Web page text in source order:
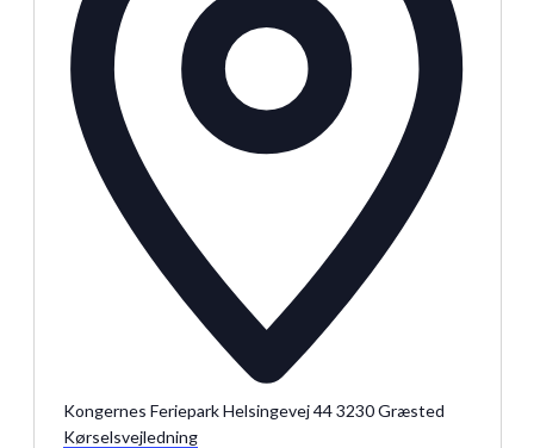
Kongernes Feriepark Helsingevej 44 3230 Græsted
Kørselsvejledning